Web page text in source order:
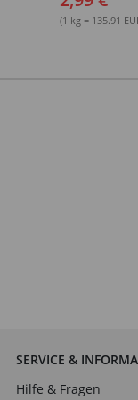
(1 kg = 135.91
SERVICE &
Hilfe & Fragen